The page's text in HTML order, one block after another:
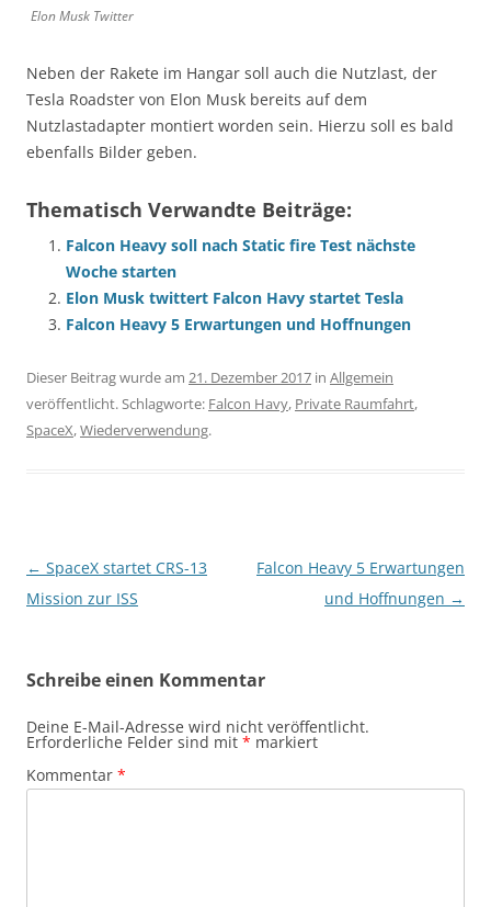
Elon Musk Twitter
Neben der Rakete im Hangar soll auch die Nutzlast, der
Tesla Roadster von Elon Musk bereits auf dem
Nutzlastadapter montiert worden sein. Hierzu soll es bald
ebenfalls Bilder geben.
Thematisch Verwandte Beiträge:
Falcon Heavy soll nach Static fire Test nächste
Woche starten
Elon Musk twittert Falcon Havy startet Tesla
Falcon Heavy 5 Erwartungen und Hoffnungen
Dieser Beitrag wurde am 21. Dezember 2017 in Allgemein
veröffentlicht. Schlagworte: Falcon Havy, Private Raumfahrt,
SpaceX,Wiederverwendung.
Beitragsnavigation
← SpaceX startet CRS-13
Mission zur ISS
Falcon Heavy 5 Erwartungen
und Hoffnungen →
Schreibe einen Kommentar
Deine E-Mail-Adresse wird nicht veröffentlicht.
Erforderliche Felder sind mit * markiert
Kommentar *